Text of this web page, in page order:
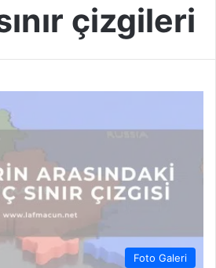
çizgileri
Foto Galeri